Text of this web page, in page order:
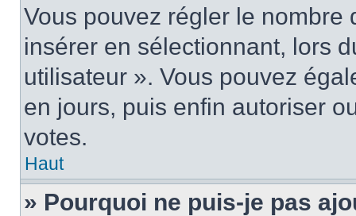
Vous pouvez régler le nombre
insérer en sélectionnant, lors
utilisateur ». Vous pouvez
en jours, puis enfin autoriser
votes.
Haut
» Pourquoi ne puis-je pas